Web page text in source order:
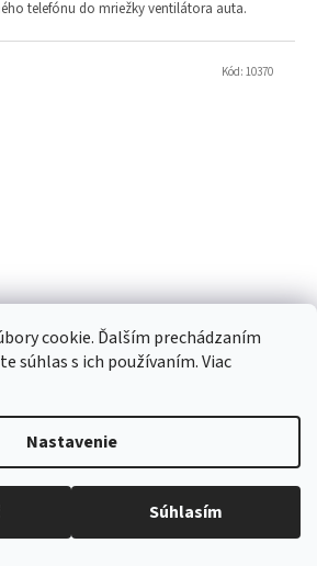
cookie. Ďalším prechádzaním
súhlas s ich používaním. Viac
Nastavenie
Súhlasím
telefónu do mriežky ventilátora auta.
držiak do mriežky
Kód: 10370